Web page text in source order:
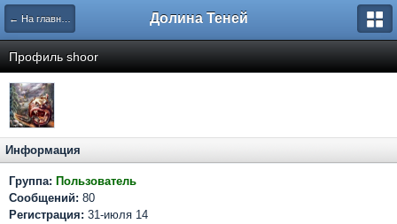
← На главную Долина Теней
Профиль shoor
Информация
Группа: Пользователь
Сообщений: 80
Регистрация: 31-июля 14